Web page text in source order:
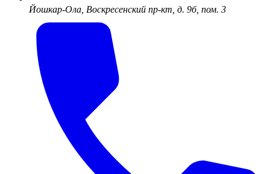
Йошкар-Ола, Воскресенский пр-кт, д. 9б, пом. 3